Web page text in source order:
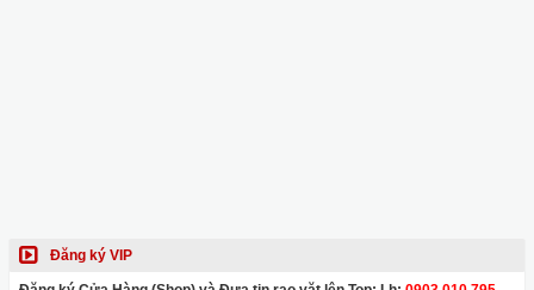
Đăng ký VIP